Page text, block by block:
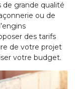
grande qualité
ou de
des tarifs
de votre projet
votre budget.